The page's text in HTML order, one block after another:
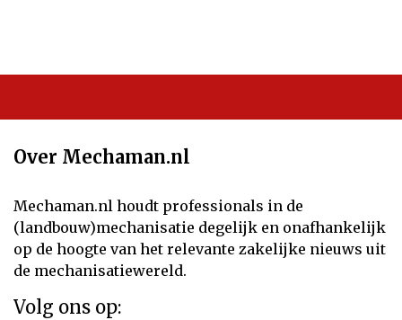
Over Mechaman.nl
Mechaman.nl houdt professionals in de
(landbouw)mechanisatie degelijk en onafhankelijk
op de hoogte van het relevante zakelijke nieuws uit
de mechanisatiewereld.
Volg ons op: